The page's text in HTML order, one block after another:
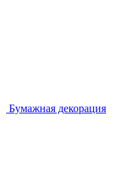
Бумажная декорация